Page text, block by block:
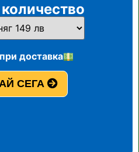
доставка
СЕГА